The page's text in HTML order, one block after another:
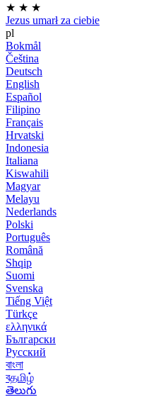
★ ★ ★
Jezus umarł za ciebie
pl
Bokmål
Čeština
Deutsch
English
Español
Filipino
Français
Hrvatski
Indonesia
Italiana
Kiswahili
Magyar
Melayu
Nederlands
Polski
Português
Română
Shqip
Suomi
Svenska
Tiếng Việt
Türkçe
ελληνικά
Български
Русский
বাংলা
বதமிழ்
తెలుగు